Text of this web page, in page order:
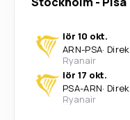
lör 10 okt.
ARN-PSA·
Ryanair
lör 17 okt.
PSA-ARN·
Ryanair